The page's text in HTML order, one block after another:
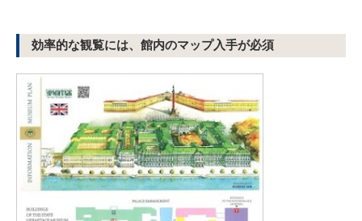
効率的な観覧には、館内のマップ入手が必須